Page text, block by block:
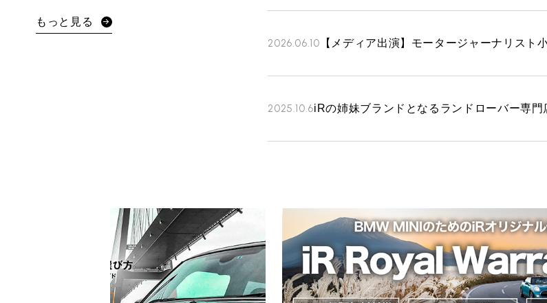
2026.06.10 【メディア出演】モータージャーナリス
2025.10.6iRの姉妹ブランドとなるランドローバー専
もっと見る